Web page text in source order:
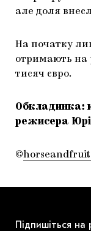
але доля
На початку
отримають на
тисяч євро.
Обкладинка:
режисера
©
Підпишіться на